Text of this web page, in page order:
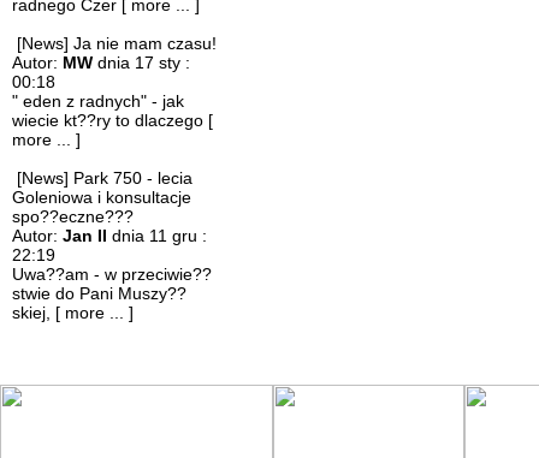
radnego Czer [ more ... ]
[News] Ja nie mam czasu!
Autor: MW dnia 17 sty :
00:18
" eden z radnych" - jak
wiecie kt??ry to dlaczego [
more ... ]
[News] Park 750 - lecia
Goleniowa i konsultacje
spo??eczne???
Autor: Jan II dnia 11 gru :
22:19
Uwa??am - w przeciwie??
stwie do Pani Muszy??
skiej, [ more ... ]